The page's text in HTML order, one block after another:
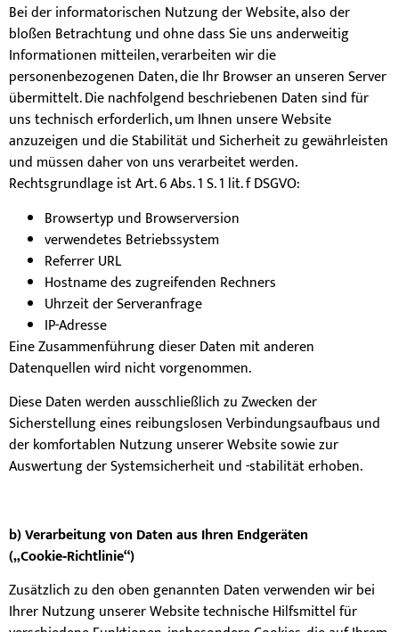
Bei der informatorischen Nutzung der Website, also der
bloßen Betrachtung und ohne dass Sie uns anderweitig
Informationen mitteilen, verarbeiten wir die
personenbezogenen Daten, die Ihr Browser an unseren Server
übermittelt. Die nachfolgend beschriebenen Daten sind für
uns technisch erforderlich, um Ihnen unsere Website
anzuzeigen und die Stabilität und Sicherheit zu gewährleisten
und müssen daher von uns verarbeitet werden.
Rechtsgrundlage ist Art. 6 Abs. 1 S. 1 lit. f DSGVO:
Browsertyp und Browserversion
verwendetes Betriebssystem
Referrer URL
Hostname des zugreifenden Rechners
Uhrzeit der Serveranfrage
IP-Adresse
Eine Zusammenführung dieser Daten mit anderen
Datenquellen wird nicht vorgenommen.
Diese Daten werden ausschließlich zu Zwecken der
Sicherstellung eines reibungslosen Verbindungsaufbaus und
der komfortablen Nutzung unserer Website sowie zur
Auswertung der Systemsicherheit und -stabilität erhoben.
b) Verarbeitung von Daten aus Ihren Endgeräten
(„Cookie‑Richtlinie“)
Zusätzlich zu den oben genannten Daten verwenden wir bei
Ihrer Nutzung unserer Website technische Hilfsmittel für